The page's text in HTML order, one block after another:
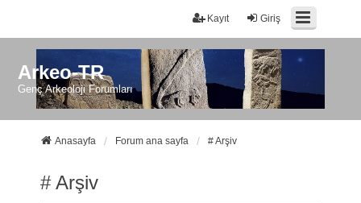
Giriş
Kayıt
Arkeo-TR
Genç Arkeoloji Forumları
Anasayfa Forum ana sayfa # Arşiv
# Arşiv